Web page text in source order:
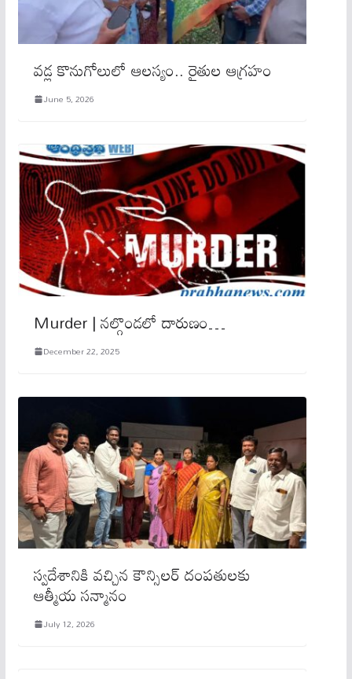
వడ్ల కొనుగోలులో ఆలస్యం.. రైతుల ఆగ్రహం
June 5, 2026
Murder | నల్గొండలో దారుణం…
December 22, 2025
స్వదేశానికి వచ్చిన కౌన్సిలర్ దంపతులకు
ఆత్మీయ సన్మానం
July 12, 2026